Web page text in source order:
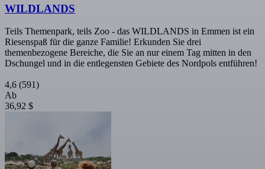
WILDLANDS
Teils Themenpark, teils Zoo - das WILDLANDS in Emmen ist ein
Riesenspaß für die ganze Familie! Erkunden Sie drei
themenbezogene Bereiche, die Sie an nur einem Tag mitten in den
Dschungel und in die entlegensten Gebiete des Nordpols entführen!
4,6 (591)
Ab
36,92 $